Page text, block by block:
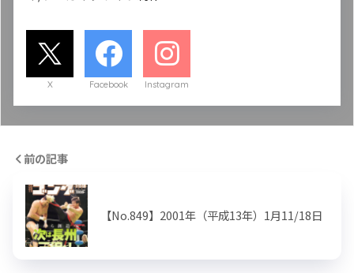
X Facebook Instagram
前の記事
【No.849】2001年（平成13年）1月11/18日